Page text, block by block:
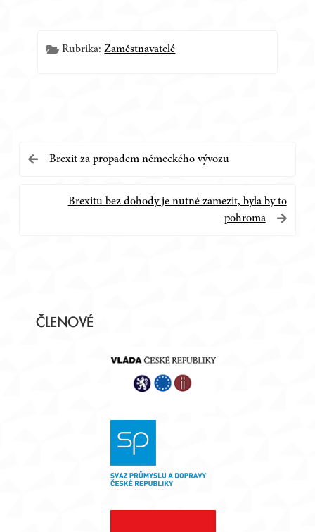
Rubrika:Zaměstnavatelé
Navigace
Brexit za propadem německého vývozu
Brexitu bez dohody je nutné zamezit, byla by to
pohroma
ČLENOVÉ